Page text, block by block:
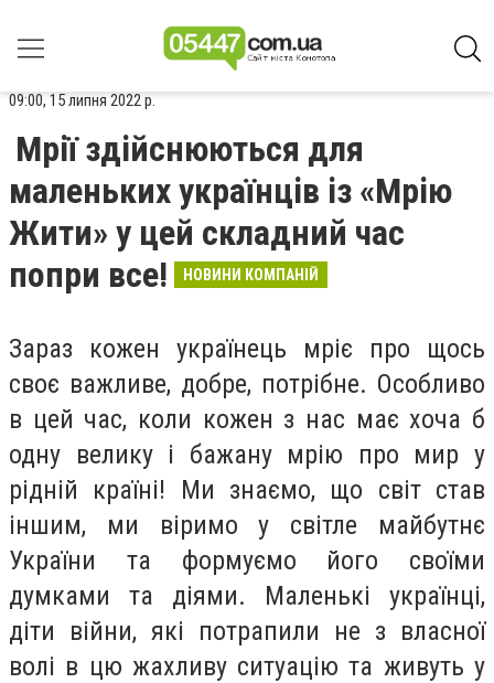
09:00, 15 липня 2022 р.
Мрії здійснюються для
маленьких українців із «Мрію
Жити» у цей складний час
попри все!
НОВИНИ КОМПАНІЙ
Зараз кожен українець мріє про щось
своє важливе, добре, потрібне. Особливо
в цей час, коли кожен з нас має хоча б
одну велику і бажану мрію про мир у
рідній країні! Ми знаємо, що світ став
іншим, ми віримо у світле майбутнє
України та формуємо його своїми
думками та діями. Маленькі українці,
діти війни, які потрапили не з власної
волі в цю жахливу ситуацію та живуть у